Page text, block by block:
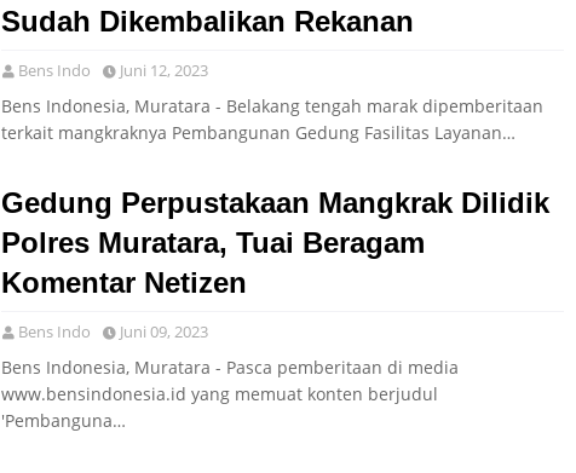
Sudah Dikembalikan Rekanan
Bens Indo Juni 12, 2023
Bens Indonesia, Muratara - Belakang tengah marak dipemberitaan
terkait mangkraknya Pembangunan Gedung Fasilitas Layanan…
Gedung Perpustakaan Mangkrak Dilidik
Polres Muratara, Tuai Beragam
Komentar Netizen
Bens Indo Juni 09, 2023
Bens Indonesia, Muratara - Pasca pemberitaan di media
www.bensindonesia.id yang memuat konten berjudul
'Pembanguna…